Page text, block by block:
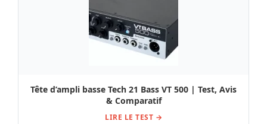
Tête d’ampli basse Tech 21 Bass VT 500 | Test, Avis
& Comparatif
LIRE LE TEST →